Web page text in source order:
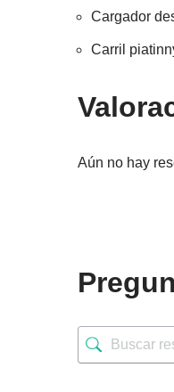
Cargador
Carril
Aún no hay